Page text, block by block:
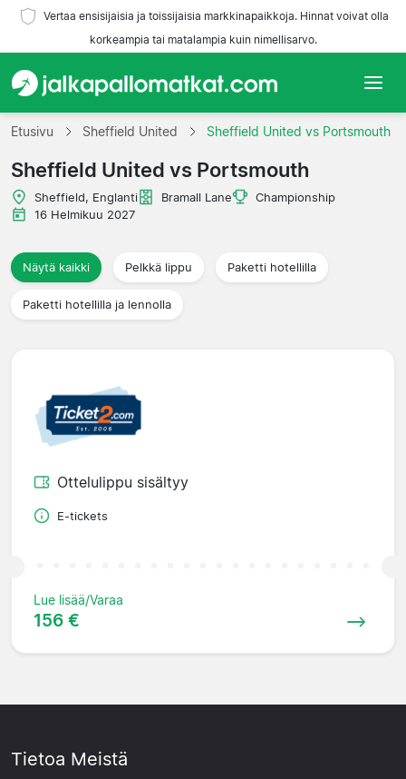
Vertaa ensisijaisia ja toissijaisia markkinapaikkoja. Hinnat voivat olla
korkeampia tai matalampia kuin nimellisarvo.
Etusivu
Joukkueet
Liigat
Matkatoimistoja
Etusivu Sheffield United Sheffield United vs Portsmouth
Sheffield United vs Portsmouth
Sheffield, Englanti Bramall Lane
Championship
16 Helmikuu 2027
Näytä kaikki Pelkkä lippu Paketti hotellilla
Paketti hotellilla ja lennolla
Ottelulippu sisältyy
E-tickets
Lue lisää/Varaa
156 €
Tietoa Meistä